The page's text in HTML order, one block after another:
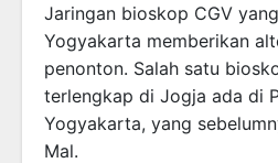
Jaringan bioskop CGV
Yogyakarta memberikan
penonton. Salah satu
terlengkap di Jogja ada di
Yogyakarta, yang
Mal.